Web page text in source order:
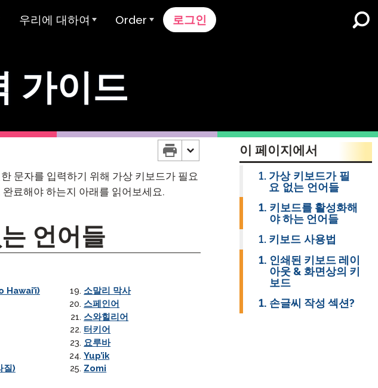
스트
위한
어
위한
어로
션 설명
러닝
언어 몰입)
증서
이드
시
개인 보고서
ClassLink
Ellevation
클레버 온보딩
STAMP 그룹 로스터링
우리에 대하여
우리가 봉사하는 대상
고등 교육
직장들
우리 팀
평가자 & 평가 등급
협업
Order
가격 책정
견적 요청하기
Contact Sales
지원팀에 문의하세요
로그인
가이드
이 페이지에서
가상 키보드가 필
요 없는 언어들
키보드를 활성화해
야 하는 언어들
키보드 사용법
인쇄된 키보드 레이
아웃 & 화면상의 키
보드
손글씨 작성 섹션?
문자를 입력하기 위해 가상 키보드가 필요
료해야 하는지 아래를 읽어보세요.
언어들
Hawai’i)
질)
소말리 막사
스페인어
스와힐리어
터키어
요루바
Yup’ik
Zomi